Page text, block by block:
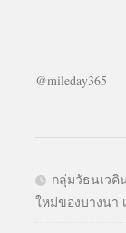
@mileday365
กลุ่มวัธนเวคิ
ใหม่ของบางนา